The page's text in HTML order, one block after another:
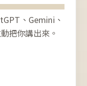
、Gemini、
把你講出來。